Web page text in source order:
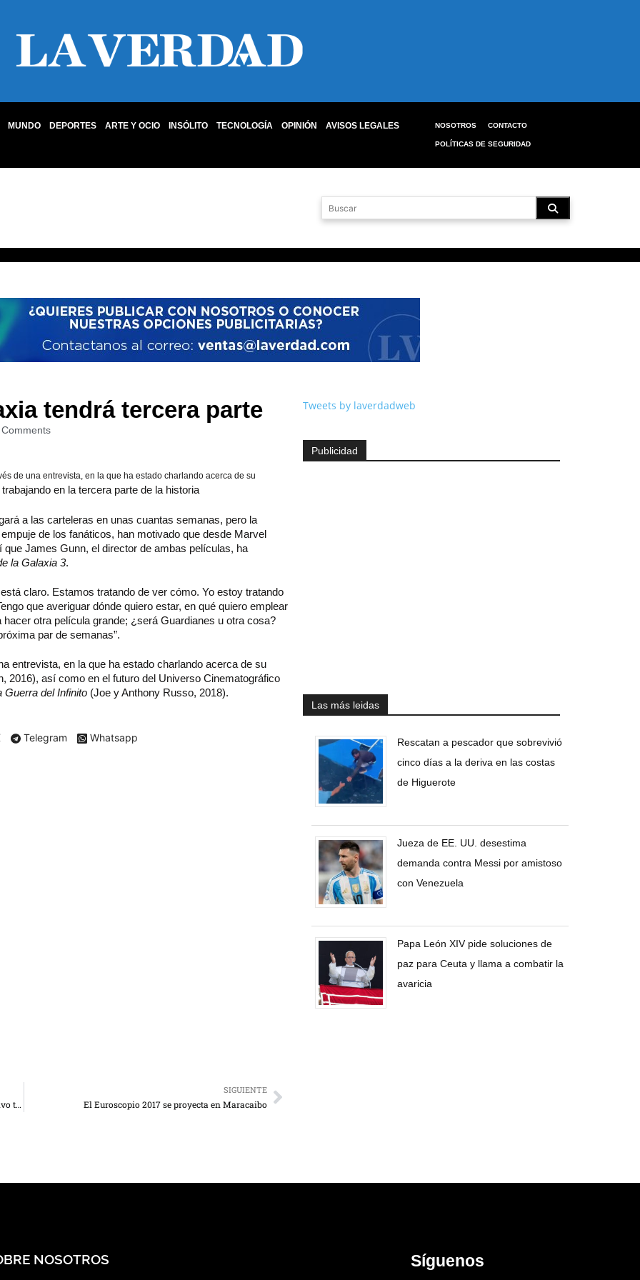
MUNDO DEPORTES ARTE Y OCIO INSÓLITO TECNOLOGÍA OPINIÓN AVISOS LEGALES NOSOTROS CONTACTO
POLÍTICAS DE SEGURIDAD
tendrá tercera parte
de una entrevista, en la que ha estado charlando acerca de su
en la tercera parte de la historia
a las carteleras en unas cuantas semanas, pero la
de los fanáticos, han motivado que desde Marvel
James Gunn, el director de ambas películas, ha
la Galaxia 3.
claro. Estamos tratando de ver cómo. Yo estoy tratando
que averiguar dónde quiero estar, en qué quiero emplear
otra película grande; ¿será Guardianes u otra cosa?
par de semanas”.
entrevista, en la que ha estado charlando acerca de su
2016), así como en el futuro del Universo Cinematográfico
Guerra del Infinito (Joe y Anthony Russo, 2018).
Telegram Whatsapp
Tweets by laverdadweb
Publicidad
Las más leidas
Rescatan a pescador que sobrevivió
cinco días a la deriva en las costas
de Higuerote
Jueza de EE. UU. desestima
demanda contra Messi por amistoso
con Venezuela
Papa León XIV pide soluciones de
paz para Ceuta y llama a combatir la
avaricia
Romina Palmisano y Justin Quiles se unen en explosivo tema
SIGUIENTE
El Euroscopio 2017 se proyecta en Maracaibo
NOSOTROS Síguenos